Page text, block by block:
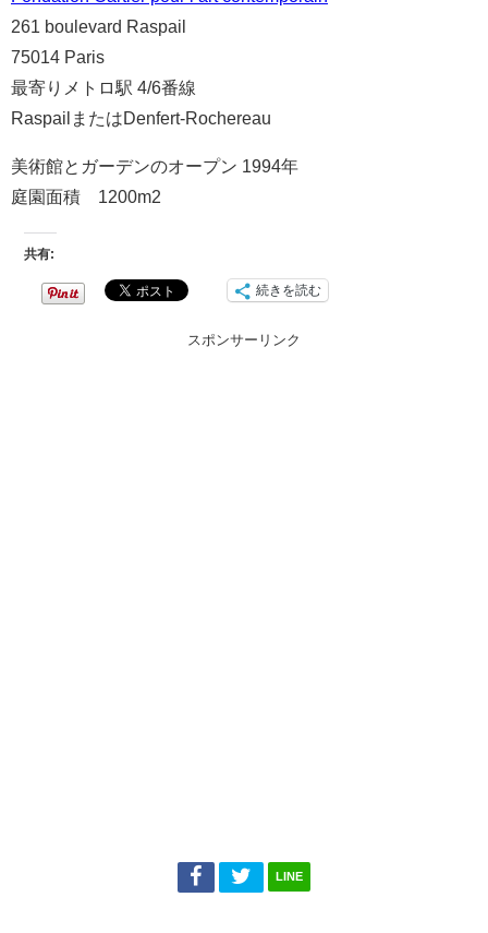
261 boulevard Raspail
75014 Paris
最寄りメトロ駅 4/6番線
RaspailまたはDenfert-Rochereau
美術館とガーデンのオープン 1994年
庭園面積 1200m2
共有:
続きを読む
スポンサーリンク
LINE